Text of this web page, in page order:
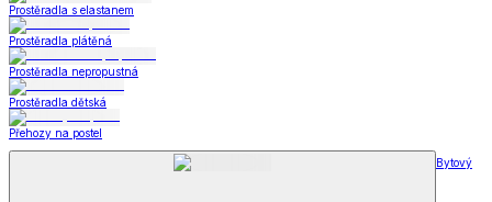
Prostěradla s elastanem
Prostěradla plátěná
Prostěradla nepropustná
Prostěradla dětská
Přehozy na postel
Bytový